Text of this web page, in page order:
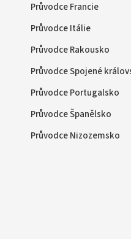
Průvodce Francie
Průvodce Itálie
Průvodce Rakousko
Průvodce Spojené
Průvodce Portugalsko
Průvodce Španělsko
Průvodce Nizozemsko